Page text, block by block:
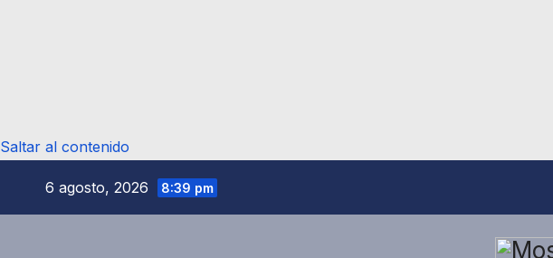
Saltar al contenido
6 agosto, 2026 8:39 pm